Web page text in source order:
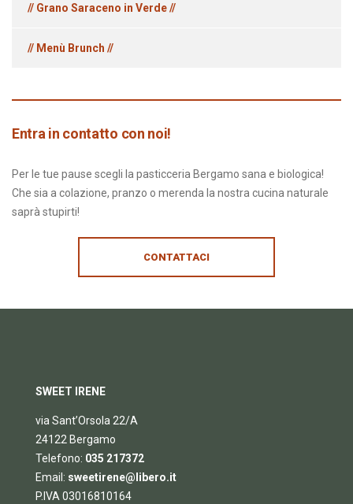
// Grano Saraceno in Verde //
// Menù Brunch //
Entra in contatto con noi!
Per le tue pause scegli la pasticceria Bergamo sana e biologica!
Che sia a colazione, pranzo o merenda la nostra cucina naturale
saprà stupirti!
CONTATTACI
SWEET IRENE
via Sant’Orsola 22/A
24122 Bergamo
Telefono: 035 217372
Email: sweetirene@libero.it
P.IVA 03016810164